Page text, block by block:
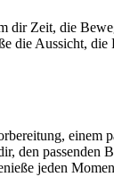
dir Zeit, die
Aussicht, die
einem
den passenden
jeden